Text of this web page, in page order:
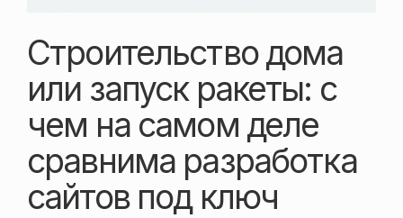
Строительство дома
или запуск ракеты: с
чем на самом деле
сравнима разработка
сайтов под ключ